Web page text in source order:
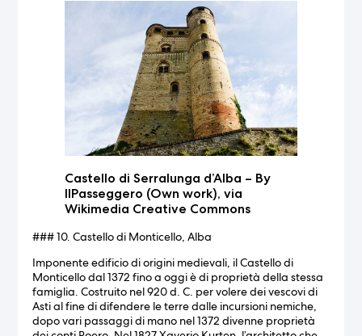
Castello di Serralunga d’Alba – By
IlPasseggero (Own work), via
Wikimedia Creative Commons
### 10. Castello di Monticello, Alba
Imponente edificio di origini medievali, il Castello di
Monticello dal 1372 fino a oggi è di proprietà della stessa
famiglia. Costruito nel 920 d. C. per volere dei vescovi di
Asti al fine di difendere le terre dalle incursioni nemiche,
dopo vari passaggi di mano nel 1372 divenne proprietà